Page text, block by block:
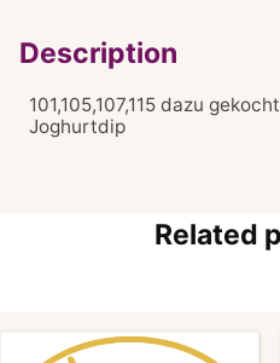
Description
101,105,107,115 dazu
Joghurtdip
Related